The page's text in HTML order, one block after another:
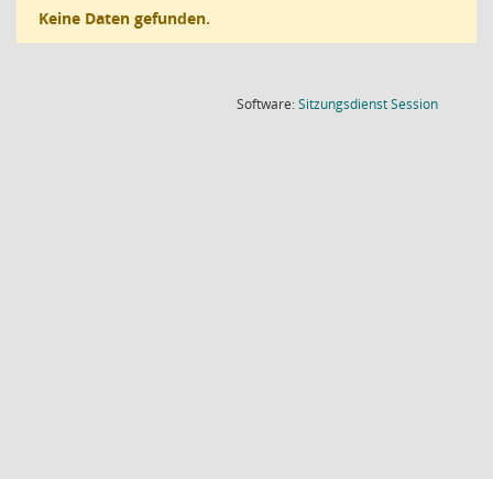
Keine Daten gefunden.
Software:SitzungsdienstSession(Wird in